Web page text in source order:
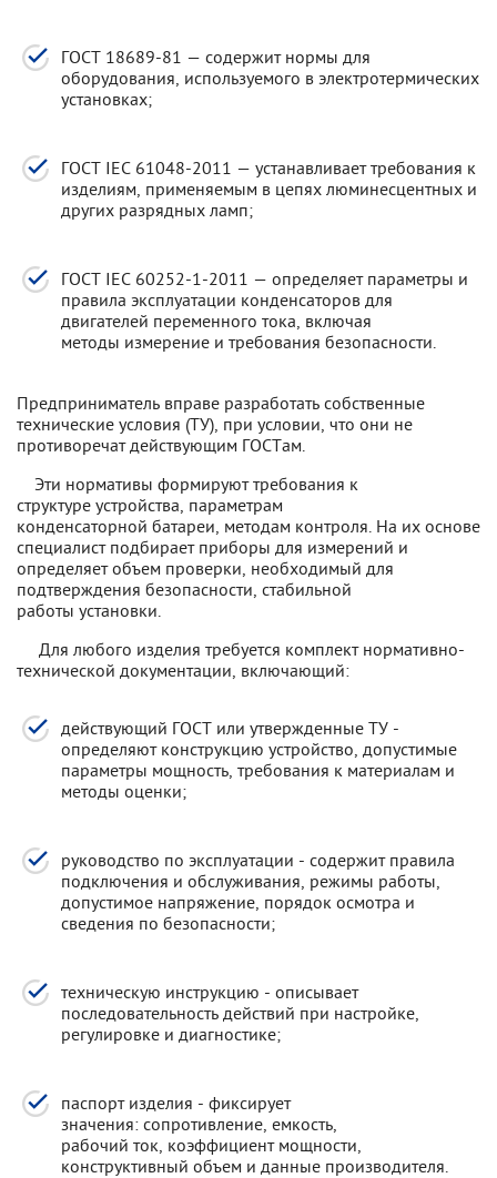
ГОСТ 18689-81 — содержит нормы для
оборудования, используемого в электротермических
установках;
ГОСТ IEC 61048-2011 — устанавливает требования к
изделиям, применяемым в цепях люминесцентных и
других разрядных ламп;
ГОСТ IEC 60252-1-2011 — определяет параметры и
правила эксплуатации конденсаторов для
двигателей переменного тока, включая
методы измерение и требования безопасности.
Предприниматель вправе разработать собственные
технические условия (ТУ), при условии, что они не
противоречат действующим ГОСТам.
Эти нормативы формируют требования к
структуре устройства, параметрам
конденсаторной батареи, методам контроля. На их основе
специалист подбирает приборы для измерений и
определяет объем проверки, необходимый для
подтверждения безопасности, стабильной
работы установки.
Для любого изделия требуется комплект нормативно-
технической документации, включающий:
действующий ГОСТ или утвержденные ТУ -
определяют конструкцию устройство, допустимые
параметры мощность, требования к материалам и
методы оценки;
руководство по эксплуатации - содержит правила
подключения и обслуживания, режимы работы,
допустимое напряжение, порядок осмотра и
сведения по безопасности;
техническую инструкцию - описывает
последовательность действий при настройке,
регулировке и диагностике;
паспорт изделия - фиксирует
значения: сопротивление, емкость,
рабочий ток, коэффициент мощности,
конструктивный объем и данные производителя.